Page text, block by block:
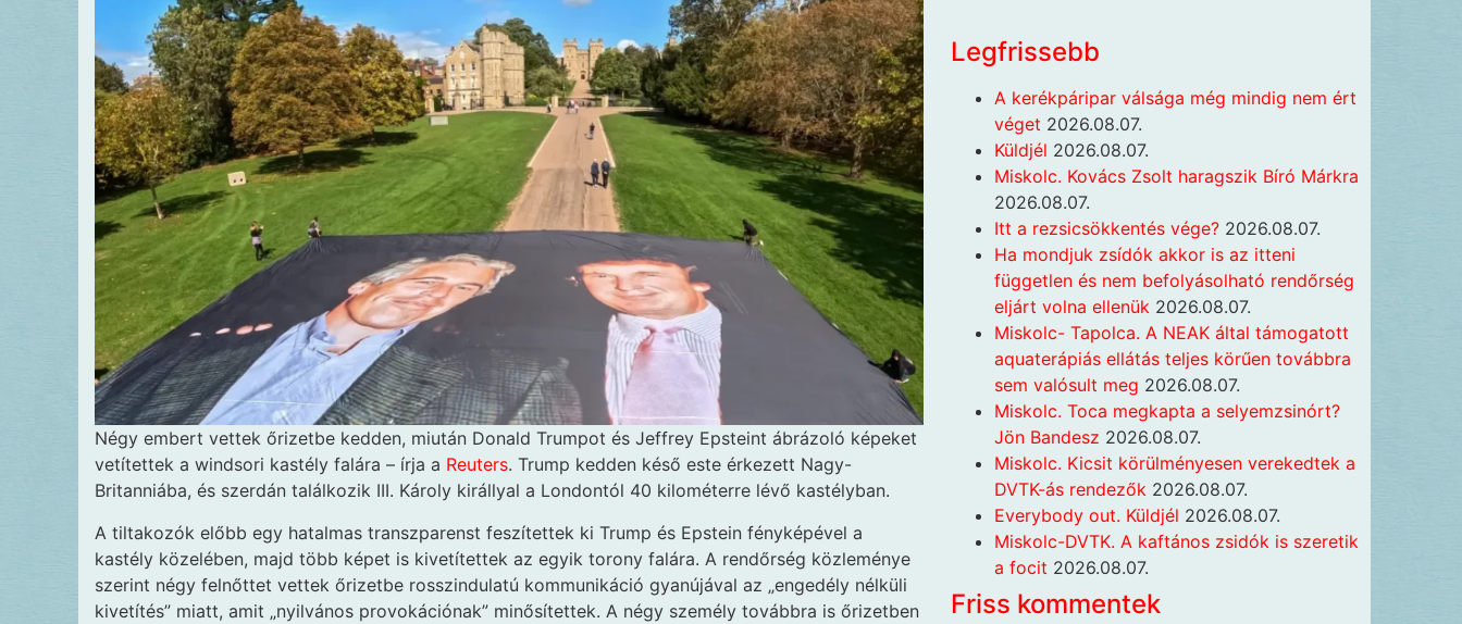
Négy embert vettek őrizetbe kedden, miután Donald Trumpot és Jeffrey Epsteint ábrázoló képeket
vetítettek a windsori kastély falára – írja a Reuters. Trump kedden késő este érkezett Nagy-
Britanniába, és szerdán találkozik III. Károly királlyal a Londontól 40 kilométerre lévő kastélyban.
A tiltakozók előbb egy hatalmas transzparenst feszítettek ki Trump és Epstein fényképével a
kastély közelében, majd több képet is kivetítettek az egyik torony falára. A rendőrség közleménye
szerint négy felnőttet vettek őrizetbe rosszindulatú kommunikáció gyanújával az „engedély nélküli
kivetítés” miatt, amit „nyilvános provokációnak” minősítettek. A négy személy továbbra is őrizetben
Legfrissebb
A kerékpáripar válsága még mindig nem ért
véget 2026.08.07.
Küldjél 2026.08.07.
Miskolc. Kovács Zsolt haragszik Bíró Márkra
2026.08.07.
Itt a rezsicsökkentés vége? 2026.08.07.
Ha mondjuk zsídók akkor is az itteni
független és nem befolyásolható rendőrség
eljárt volna ellenük 2026.08.07.
Miskolc- Tapolca. A NEAK által támogatott
aquaterápiás ellátás teljes körűen továbbra
sem valósult meg 2026.08.07.
Miskolc. Toca megkapta a selyemzsinórt?
Jön Bandesz 2026.08.07.
Miskolc. Kicsit körülményesen verekedtek a
DVTK-ás rendezők 2026.08.07.
Everybody out. Küldjél 2026.08.07.
Miskolc-DVTK. A kaftános zsidók is szeretik
a focit 2026.08.07.
Friss kommentek